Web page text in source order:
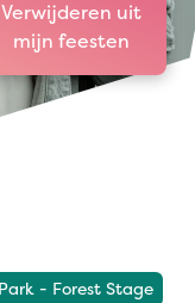
Verwijderen uit
mijn feesten
- Forest Stage